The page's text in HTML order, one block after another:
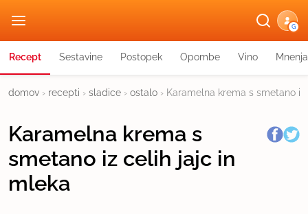
G
Recept Sestavine Postopek Opombe Vino Mnenja
domov › recepti › sladice › ostalo › Karamelna krema s smetano
Karamelna krema s
smetano iz celih jajc in
mleka